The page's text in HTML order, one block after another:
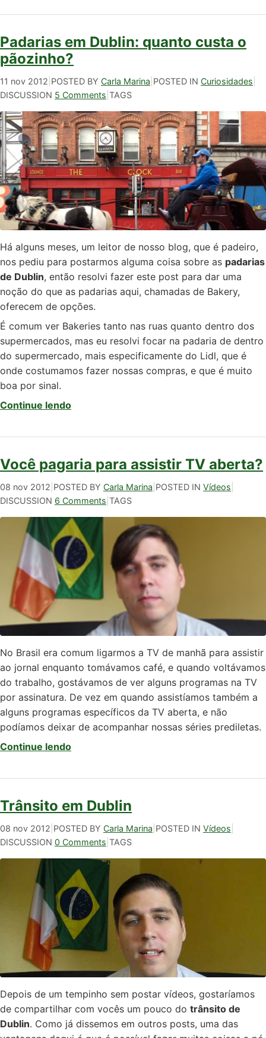
Padarias em Dublin: quanto custa o
pãozinho?
11 nov 2012 POSTED BY Carla Marina POSTED IN Curiosidades
DISCUSSION 5 Comments TAGS
Há alguns meses, um leitor de nosso blog, que é padeiro,
nos pediu para postarmos alguma coisa sobre as padarias
de Dublin, então resolvi fazer este post para dar uma
noção do que as padarias aqui, chamadas de Bakery,
oferecem de opções.
É comum ver Bakeries tanto nas ruas quanto dentro dos
supermercados, mas eu resolvi focar na padaria de dentro
do supermercado, mais especificamente do Lidl, que é
onde costumamos fazer nossas compras, e que é muito
boa por sinal.
Continue lendo
Você pagaria para assistir TV aberta?
08 nov 2012 POSTED BY Carla Marina POSTED IN Vídeos
DISCUSSION 6 Comments TAGS
No Brasil era comum ligarmos a TV de manhã para assistir
ao jornal enquanto tomávamos café, e quando voltávamos
do trabalho, gostávamos de ver alguns programas na TV
por assinatura. De vez em quando assistíamos também a
alguns programas específicos da TV aberta, e não
podíamos deixar de acompanhar nossas séries prediletas.
Continue lendo
Trânsito em Dublin
08 nov 2012 POSTED BY Carla Marina POSTED IN Vídeos
DISCUSSION 0 Comments TAGS
Depois de um tempinho sem postar vídeos, gostaríamos
de compartilhar com vocês um pouco do trânsito de
Dublin. Como já dissemos em outros posts, uma das